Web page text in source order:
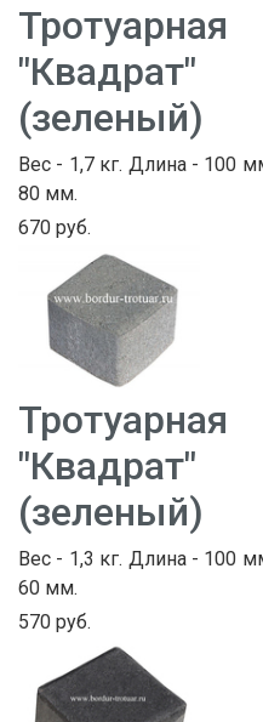
"Квадрат"
(зеленый)
Вес - 1,7 кг. Длина - 100
80 мм.
670 руб.
"Квадрат"
(зеленый)
Вес - 1,3 кг. Длина - 100
60 мм.
570 руб.